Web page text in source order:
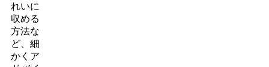
れいに
収める
方法な
ど、細
かくア